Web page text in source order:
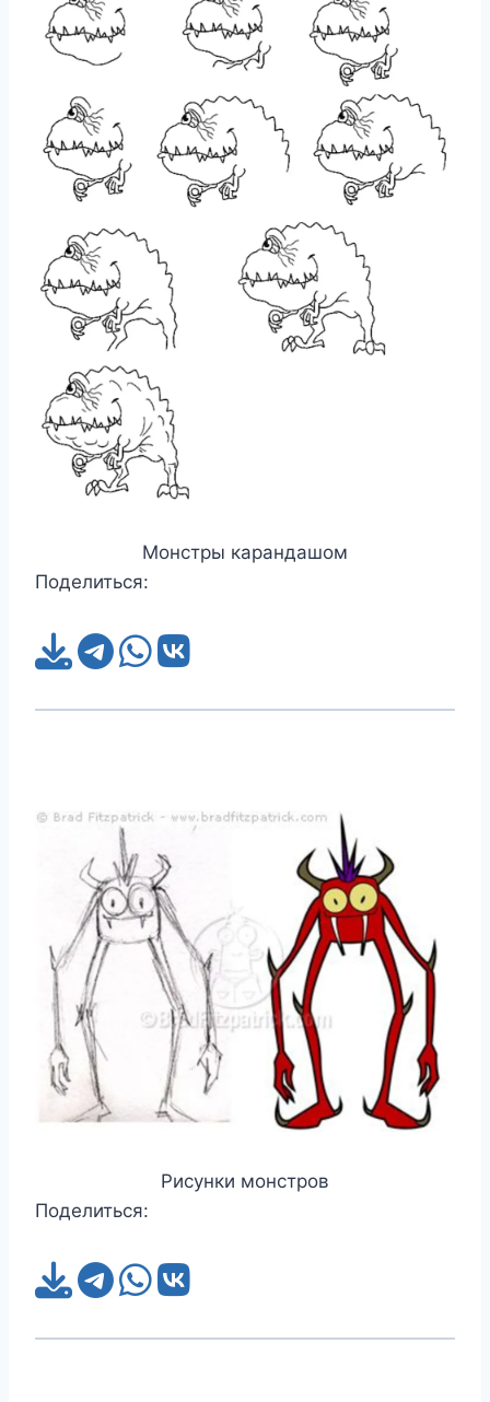
Монстры карандашом
Поделиться:
Рисунки монстров
Поделиться: